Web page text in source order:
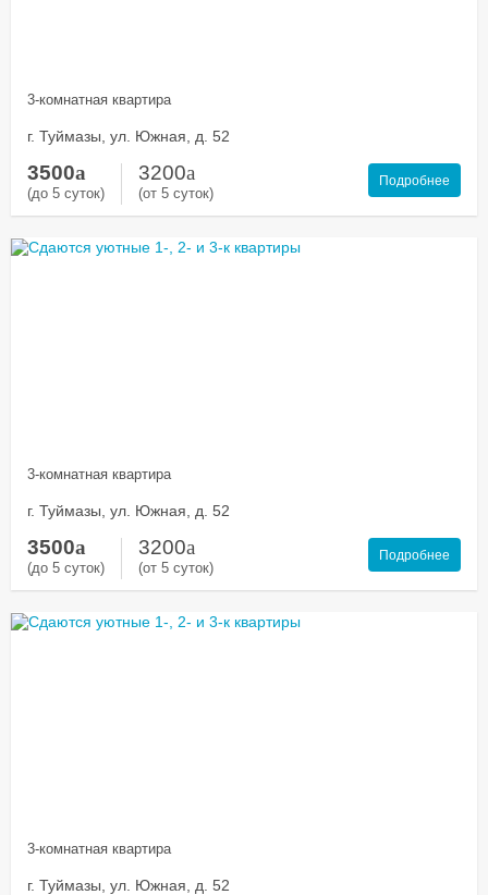
3-комнатная квартира
г. Туймазы, ул. Южная, д. 52
3500a
(до 5 суток)
3200a
(от 5 суток)
Подробнее
3-комнатная квартира
г. Туймазы, ул. Южная, д. 52
3500a
(до 5 суток)
3200a
(от 5 суток)
Подробнее
3-комнатная квартира
г. Туймазы, ул. Южная, д. 52